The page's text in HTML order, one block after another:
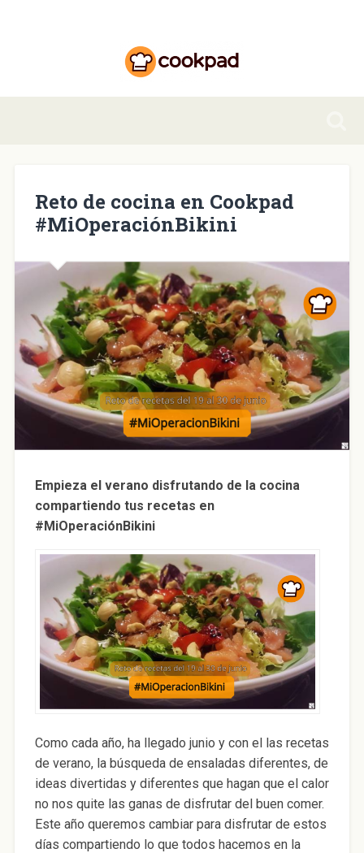
Reto de cocina en Cookpad
#MiOperaciónBikini
Empieza el verano disfrutando de la cocina
compartiendo tus recetas en
#MiOperaciónBikini
Como cada año, ha llegado junio y con el las recetas
de verano, la búsqueda de ensaladas diferentes, de
ideas divertidas y diferentes que hagan que el calor
no nos quite las ganas de disfrutar del buen comer.
Este año queremos cambiar para disfrutar de estos
días compartiendo lo que todos hacemos en la